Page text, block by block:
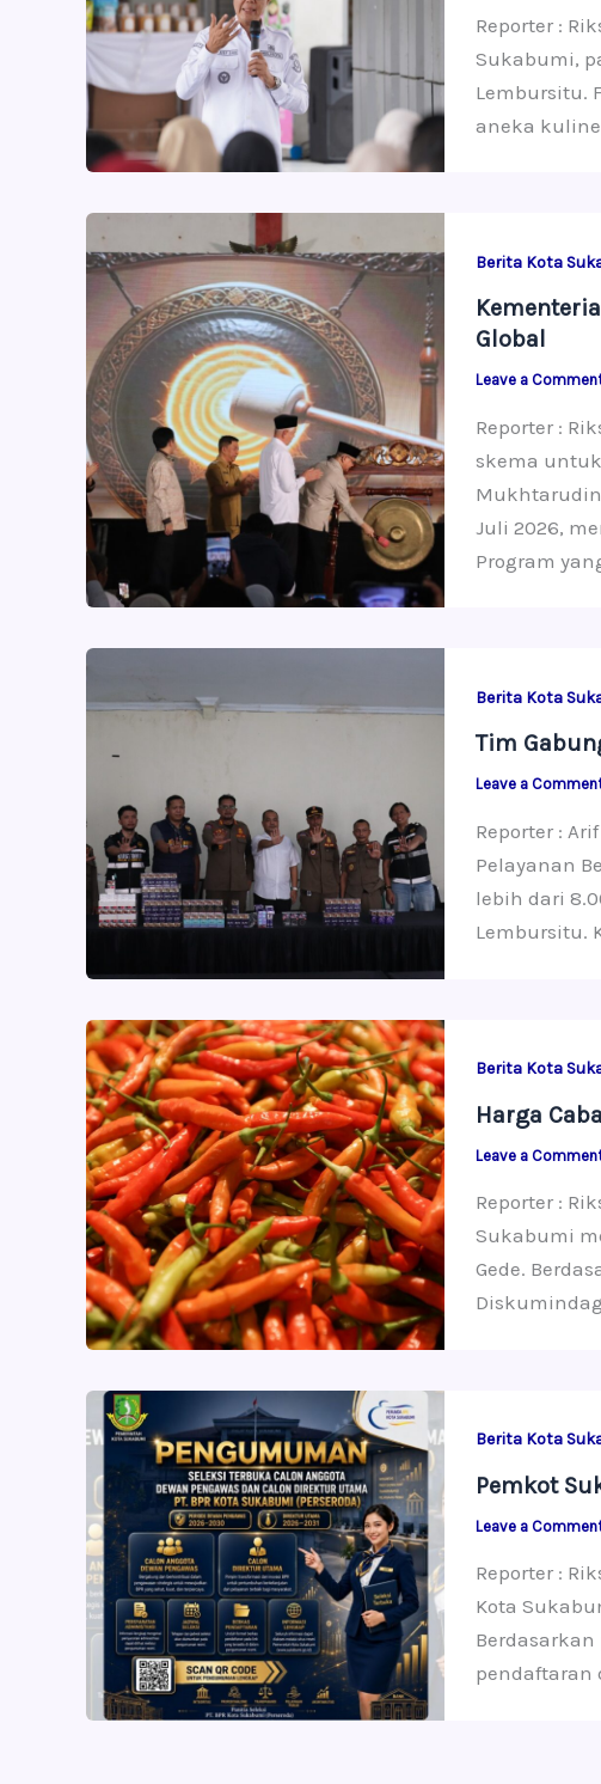
Reporter :
Sukabumi,
Lembursitu.
aneka
Berita Kota
Global
Leave a
Reporter :
skema
Juli 2026,
Program
Berita Kota
Tim
Leave a
Reporter :
Pelayanan
lebih dari
Lembursitu.
Berita Kota
Harga
Leave a
Reporter :
Sukabumi
Gede.
Berita Kota
Pemkot
Leave a
Reporter :
Kota
pendaftaran